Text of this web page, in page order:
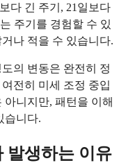
다 긴 주기, 21일보다
주기를 경험할 수 있
나 적을 수 있습니다.
의 변동은 완전히 정
전히 미세 조정 중입
니지만, 패턴을 이해
습니다.
발생하는 이유